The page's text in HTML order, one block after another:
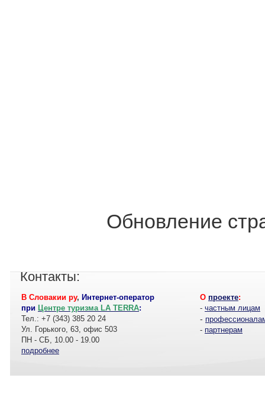
Обновление
Контакты:
В Словакии ру, Интернет-оператор
при Центре туризма LA TERRA:
Тел.: +7 (343) 385 20 24
Ул. Горького, 63, офис 503
ПН - СБ, 10.00 - 19.00
подробнее
О проекте:
- частным лицам
-
- партнерам